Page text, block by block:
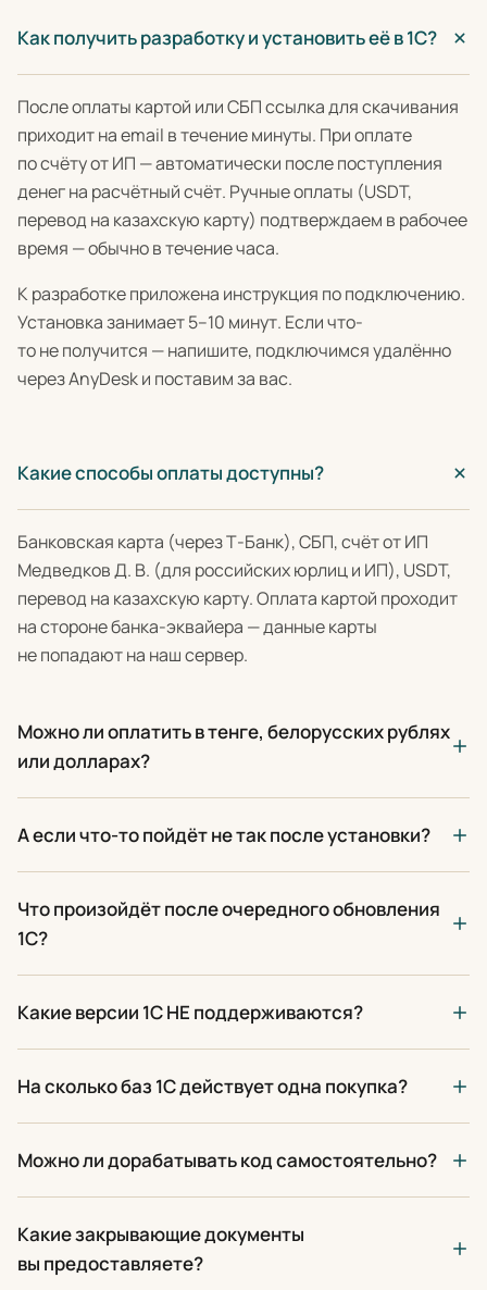
Как получить разработку и установить её в 1С?
После оплаты картой или СБП ссылка для скачивания
приходит на email в течение минуты. При оплате
по счёту от ИП — автоматически после поступления
денег на расчётный счёт. Ручные оплаты (USDT,
перевод на казахскую карту) подтверждаем в рабочее
время — обычно в течение часа.
К разработке приложена инструкция по подключению.
Установка занимает 5–10 минут. Если что-
то не получится — напишите, подключимся удалённо
через AnyDesk и поставим за вас.
Какие способы оплаты доступны?
Банковская карта (через Т-Банк), СБП, счёт от ИП
Медведков Д. В. (для российских юрлиц и ИП), USDT,
перевод на казахскую карту. Оплата картой проходит
на стороне банка-эквайера — данные карты
не попадают на наш сервер.
Можно ли оплатить в тенге, белорусских рублях
или долларах?
А если что-то пойдёт не так после установки?
Что произойдёт после очередного обновления
1С?
Какие версии 1С НЕ поддерживаются?
На сколько баз 1С действует одна покупка?
Можно ли дорабатывать код самостоятельно?
Какие закрывающие документы
вы предоставляете?